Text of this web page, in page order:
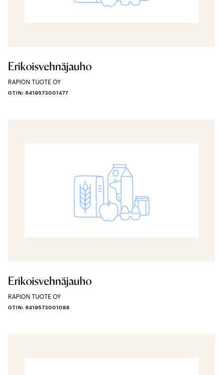
Erikoisvehnäjauho
RAPION TUOTE OY
GTIN: 6419573001477
Erikoisvehnäjauho
RAPION TUOTE OY
GTIN: 6419573001088